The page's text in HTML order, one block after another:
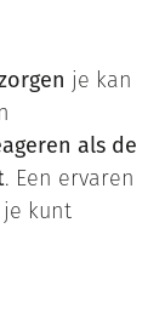
je kan
als de
. Een ervaren
kunt